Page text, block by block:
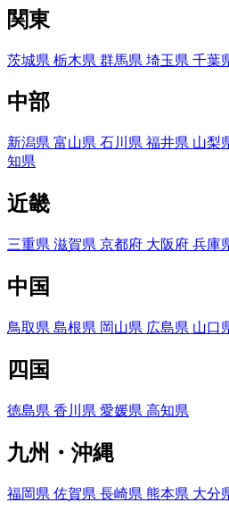
関東
茨城県 栃木県 群馬県 埼玉県 千葉
中部
新潟県 富山県 石川県 福井県 山梨
知県
近畿
三重県 滋賀県 京都府 大阪府 兵庫
中国
鳥取県 島根県 岡山県 広島県 山口
四国
徳島県 香川県 愛媛県 高知県
九州・沖縄
福岡県 佐賀県 長崎県 熊本県 大分